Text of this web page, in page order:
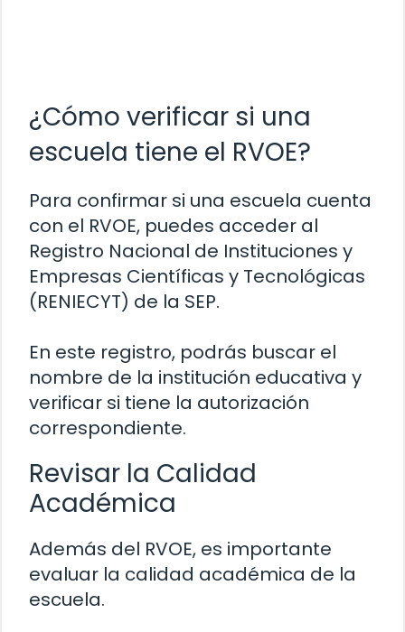
¿Cómo verificar si una
escuela tiene el RVOE?
Para confirmar si una escuela cuenta
con el RVOE, puedes acceder al
Registro Nacional de Instituciones y
Empresas Científicas y Tecnológicas
(RENIECYT) de la SEP.
En este registro, podrás buscar el
nombre de la institución educativa y
verificar si tiene la autorización
correspondiente.
Revisar la Calidad
Académica
Además del RVOE, es importante
evaluar la calidad académica de la
escuela.